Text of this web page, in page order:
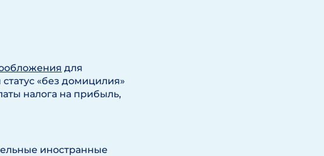
для
«без домицилия»
налога на прибыль,
иностранные